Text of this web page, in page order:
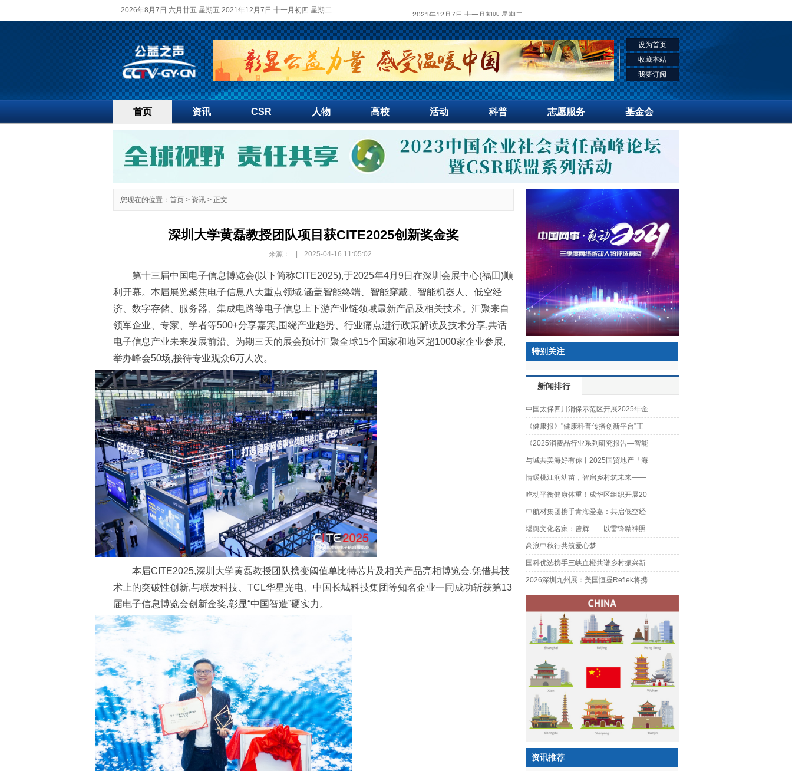
2026年8月7日 六月廿五 星期五 2021年12月7日 十一月初四 星期二
设为首页
收藏本站
我要订阅
首页 资讯 CSR 人物 高校 活动 科普 志愿服务 基金会
您现在的位置： 首页 > 资讯 > 正文
深圳大学黄磊教授团队项目获CITE2025创新奖金奖
来源： 2025-04-16 11:05:02
第十三届中国电子信息博览会(以下简称CITE2025),于2025年4月9日在深圳会展中心(福田)顺
利开幕。本届展览聚焦电子信息八大重点领域,涵盖智能终端、智能穿戴、智能机器人、低空经
济、数字存储、服务器、集成电路等电子信息上下游产业链领域最新产品及相关技术。汇聚来自
领军企业、专家、学者等500+分享嘉宾,围绕产业趋势、行业痛点进行政策解读及技术分享,共话
电子信息产业未来发展前沿。为期三天的展会预计汇聚全球15个国家和地区超1000家企业参展,
举办峰会50场,接待专业观众6万人次。
本届CITE2025,深圳大学黄磊教授团队携变阈值单比特芯片及相关产品亮相博览会,凭借其技
术上的突破性创新,与联发科技、TCL华星光电、中国长城科技集团等知名企业一同成功斩获第13
届电子信息博览会创新金奖,彰显“中国智造”硬实力。
特别关注
新闻排行
中国太保四川消保示范区开展2025年金
《健康报》"健康科普传播创新平台”正
《2025消费品行业系列研究报告—智能
与城共美海好有你丨2025国贸地产「海
情暖桃江润幼苗，智启乡村筑未来——
吃动平衡健康体重！成华区组织开展20
中航材集团携手青海爱嘉：共启低空经
堪舆文化名家：曾辉——以雷锋精神照
高浪中秋行共筑爱心梦
国科优选携手三峡血橙共谱乡村振兴新
2026深圳九州展：美国恒昼Reflek将携
资讯推荐